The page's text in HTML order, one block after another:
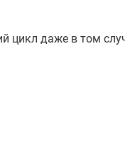
цикл даже в том